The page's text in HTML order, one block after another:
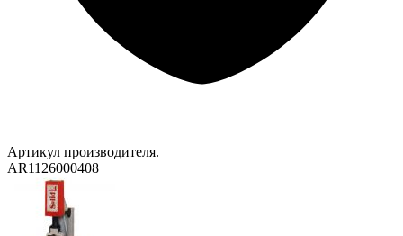
Артикул производителя.
AR1126000408